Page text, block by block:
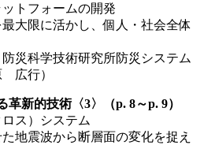
トフォームの開発
大限に活かし、個人・社会全体
災科学技術研究所防災システム
広行）
新的技術〈3〉（p. 8～p. 9）
ス）システム
地震波から断層面の変化を捉え